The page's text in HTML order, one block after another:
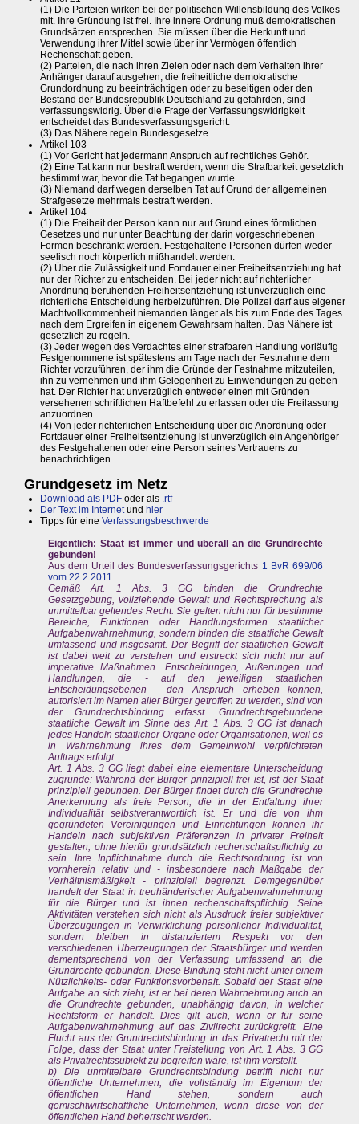
(1) Die Parteien wirken bei der politischen Willensbildung des Volkes
mit. Ihre Gründung ist frei. Ihre innere Ordnung muß demokratischen
Grundsätzen entsprechen. Sie müssen über die Herkunft und
Verwendung ihrer Mittel sowie über ihr Vermögen öffentlich
Rechenschaft geben.
(2) Parteien, die nach ihren Zielen oder nach dem Verhalten ihrer
Anhänger darauf ausgehen, die freiheitliche demokratische
Grundordnung zu beeinträchtigen oder zu beseitigen oder den
Bestand der Bundesrepublik Deutschland zu gefährden, sind
verfassungswidrig. Über die Frage der Verfassungswidrigkeit
entscheidet das Bundesverfassungsgericht.
(3) Das Nähere regeln Bundesgesetze.
Artikel 103
(1) Vor Gericht hat jedermann Anspruch auf rechtliches Gehör.
(2) Eine Tat kann nur bestraft werden, wenn die Strafbarkeit gesetzlich
bestimmt war, bevor die Tat begangen wurde.
(3) Niemand darf wegen derselben Tat auf Grund der allgemeinen
Strafgesetze mehrmals bestraft werden.
Artikel 104
(1) Die Freiheit der Person kann nur auf Grund eines förmlichen
Gesetzes und nur unter Beachtung der darin vorgeschriebenen
Formen beschränkt werden. Festgehaltene Personen dürfen weder
seelisch noch körperlich mißhandelt werden.
(2) Über die Zulässigkeit und Fortdauer einer Freiheitsentziehung hat
nur der Richter zu entscheiden. Bei jeder nicht auf richterlicher
Anordnung beruhenden Freiheitsentziehung ist unverzüglich eine
richterliche Entscheidung herbeizuführen. Die Polizei darf aus eigener
Machtvollkommenheit niemanden länger als bis zum Ende des Tages
nach dem Ergreifen in eigenem Gewahrsam halten. Das Nähere ist
gesetzlich zu regeln.
(3) Jeder wegen des Verdachtes einer strafbaren Handlung vorläufig
Festgenommene ist spätestens am Tage nach der Festnahme dem
Richter vorzuführen, der ihm die Gründe der Festnahme mitzuteilen,
ihn zu vernehmen und ihm Gelegenheit zu Einwendungen zu geben
hat. Der Richter hat unverzüglich entweder einen mit Gründen
versehenen schriftlichen Haftbefehl zu erlassen oder die Freilassung
anzuordnen.
(4) Von jeder richterlichen Entscheidung über die Anordnung oder
Fortdauer einer Freiheitsentziehung ist unverzüglich ein Angehöriger
des Festgehaltenen oder eine Person seines Vertrauens zu
benachrichtigen.
Grundgesetz im Netz
Download als PDF oder als .rtf
Der Text im Internetund hier
Tipps für eine Verfassungsbeschwerde
Eigentlich: Staat ist immer und überall an die Grundrechte
gebunden!
Aus dem Urteil des Bundesverfassungsgerichts 1 BvR 699/06
vom 22.2.2011
Gemäß Art. 1 Abs. 3 GG binden die Grundrechte
Gesetzgebung, vollziehende Gewalt und Rechtsprechung als
unmittelbar geltendes Recht. Sie gelten nicht nur für bestimmte
Bereiche, Funktionen oder Handlungsformen staatlicher
Aufgabenwahrnehmung, sondern binden die staatliche Gewalt
umfassend und insgesamt. Der Begriff der staatlichen Gewalt
ist dabei weit zu verstehen und erstreckt sich nicht nur auf
imperative Maßnahmen. Entscheidungen, Äußerungen und
Handlungen, die - auf den jeweiligen staatlichen
Entscheidungsebenen - den Anspruch erheben können,
autorisiert im Namen aller Bürger getroffen zu werden, sind von
der Grundrechtsbindung erfasst. Grundrechtsgebundene
staatliche Gewalt im Sinne des Art. 1 Abs. 3 GG ist danach
jedes Handeln staatlicher Organe oder Organisationen, weil es
in Wahrnehmung ihres dem Gemeinwohl verpflichteten
Auftrags erfolgt.
Art. 1 Abs. 3 GG liegt dabei eine elementare Unterscheidung
zugrunde: Während der Bürger prinzipiell frei ist, ist der Staat
prinzipiell gebunden. Der Bürger findet durch die Grundrechte
Anerkennung als freie Person, die in der Entfaltung ihrer
Individualität selbstverantwortlich ist. Er und die von ihm
gegründeten Vereinigungen und Einrichtungen können ihr
Handeln nach subjektiven Präferenzen in privater Freiheit
gestalten, ohne hierfür grundsätzlich rechenschaftspflichtig zu
sein. Ihre Inpflichtnahme durch die Rechtsordnung ist von
vornherein relativ und - insbesondere nach Maßgabe der
Verhältnismäßigkeit - prinzipiell begrenzt. Demgegenüber
handelt der Staat in treuhänderischer Aufgabenwahrnehmung
für die Bürger und ist ihnen rechenschaftspflichtig. Seine
Aktivitäten verstehen sich nicht als Ausdruck freier subjektiver
Überzeugungen in Verwirklichung persönlicher Individualität,
sondern bleiben in distanziertem Respekt vor den
verschiedenen Überzeugungen der Staatsbürger und werden
dementsprechend von der Verfassung umfassend an die
Grundrechte gebunden. Diese Bindung steht nicht unter einem
Nützlichkeits- oder Funktionsvorbehalt. Sobald der Staat eine
Aufgabe an sich zieht, ist er bei deren Wahrnehmung auch an
die Grundrechte gebunden, unabhängig davon, in welcher
Rechtsform er handelt. Dies gilt auch, wenn er für seine
Aufgabenwahrnehmung auf das Zivilrecht zurückgreift. Eine
Flucht aus der Grundrechtsbindung in das Privatrecht mit der
Folge, dass der Staat unter Freistellung von Art. 1 Abs. 3 GG
als Privatrechtssubjekt zu begreifen wäre, ist ihm verstellt.
b) Die unmittelbare Grundrechtsbindung betrifft nicht nur
öffentliche Unternehmen, die vollständig im Eigentum der
öffentlichen Hand stehen, sondern auch
gemischtwirtschaftliche Unternehmen, wenn diese von der
öffentlichen Hand beherrscht werden.